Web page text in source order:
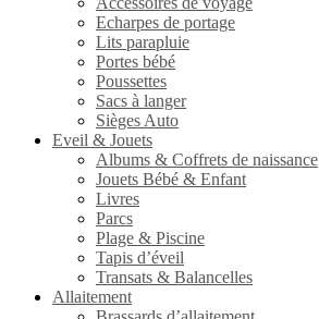
Echarpes de portage
Lits parapluie
Portes bébé
Poussettes
Sacs à langer
Sièges Auto
Eveil & Jouets
Albums & Coffrets de naissance
Jouets Bébé & Enfant
Livres
Parcs
Plage & Piscine
Tapis d’éveil
Transats & Balancelles
Allaitement